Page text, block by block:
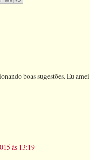
boas sugestões. Eu amei
às 13:19